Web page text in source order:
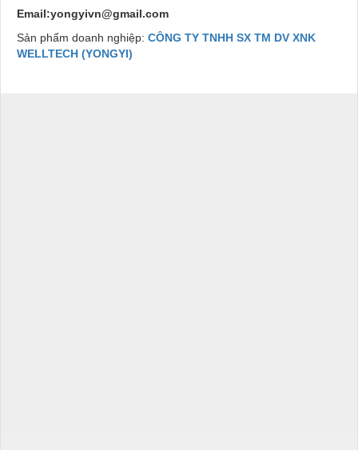
Email:yongyivn@gmail.com
Sản phẩm doanh nghiệp: CÔNG TY TNHH SX TM DV XNK
WELLTECH (YONGYI)